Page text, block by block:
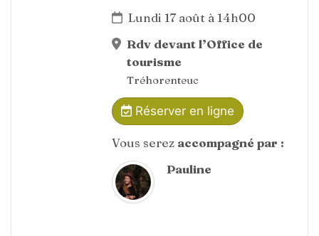
Lundi 17 août à 14h00
Rdv devant l’Office de
tourisme
Tréhorenteuc
Réserver en ligne
Vous serez accompagné par :
Pauline